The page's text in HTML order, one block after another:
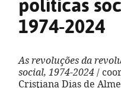
políticas
1974-2024
As revoluções da
social, 1974-2024 /
Cristiana Dias de